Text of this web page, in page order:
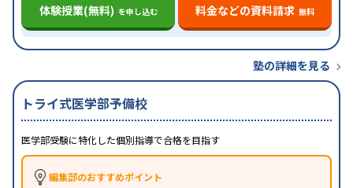
体験授業(無料) を申し込む 料金などの資料請求 無料
塾の詳細を見る
トライ式医学部予備校
医学部受験に特化した個別指導で合格を目指す
編集部のおすすめポイント